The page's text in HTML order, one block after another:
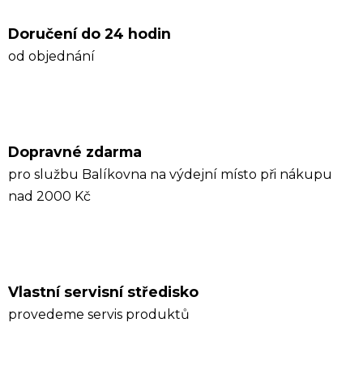
Doručení do 24 hodin
od objednání
Dopravné zdarma
pro službu Balíkovna na výdejní místo při nákupu
nad 2000 Kč
Vlastní servisní středisko
provedeme servis produktů